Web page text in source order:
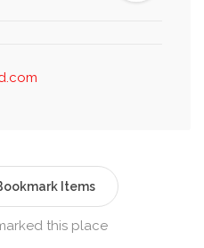
Items
this place